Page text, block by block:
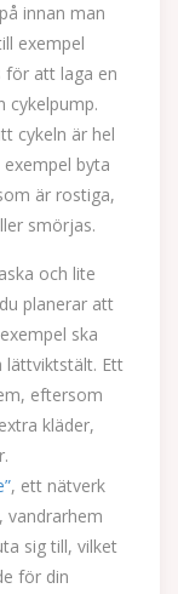
innan man
exempel
för att laga en
cykelpump.
cykeln är hel
byta
är rostiga,
smörjas.
och lite
planerar att
ska
lättviktstält. Ett
eftersom
kläder,
, ett nätverk
vandrarhem
sig till, vilket
för din